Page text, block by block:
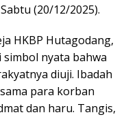
(20/12/2025).
HKBP Hutagodang,
nyata bahwa
diuji. Ibadah
para korban
dan haru. Tangis,